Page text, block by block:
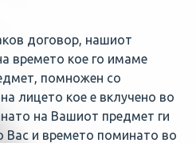
договор, нашиот
времето кое го имаме
помножен со
лицето кое е вклучено во
на Вашиот предмет ги
Вас и времето поминато во